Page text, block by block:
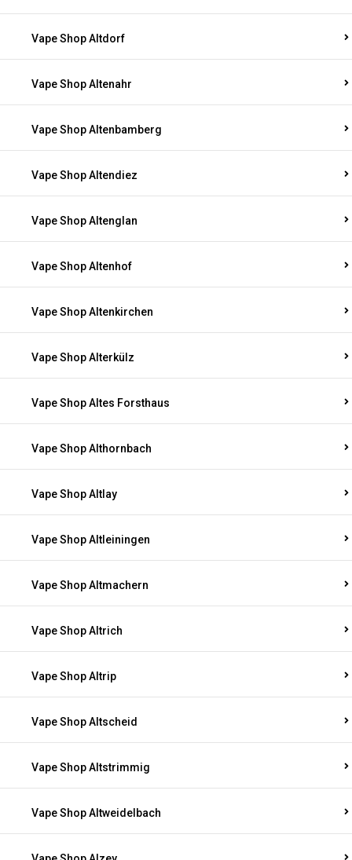
Vape Shop Altdorf
Vape Shop Altenahr
Vape Shop Altenbamberg
Vape Shop Altendiez
Vape Shop Altenglan
Vape Shop Altenhof
Vape Shop Altenkirchen
Vape Shop Alterkülz
Vape Shop Altes Forsthaus
Vape Shop Althornbach
Vape Shop Altlay
Vape Shop Altleiningen
Vape Shop Altmachern
Vape Shop Altrich
Vape Shop Altrip
Vape Shop Altscheid
Vape Shop Altstrimmig
Vape Shop Altweidelbach